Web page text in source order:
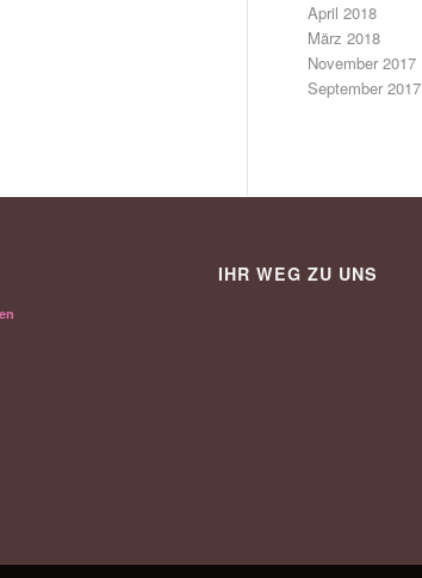
April 2018
März 2018
November 2017
September 2017
IHR WEG ZU UNS